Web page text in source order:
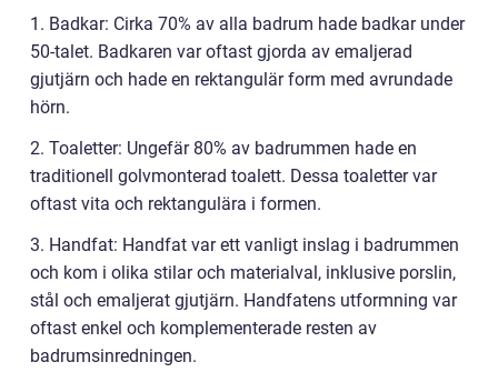
1. Badkar: Cirka 70% av alla badrum hade badkar under
50-talet. Badkaren var oftast gjorda av emaljerad
gjutjärn och hade en rektangulär form med avrundade
hörn.
2. Toaletter: Ungefär 80% av badrummen hade en
traditionell golvmonterad toalett. Dessa toaletter var
oftast vita och rektangulära i formen.
3. Handfat: Handfat var ett vanligt inslag i badrummen
och kom i olika stilar och materialval, inklusive porslin,
stål och emaljerat gjutjärn. Handfatens utformning var
oftast enkel och komplementerade resten av
badrumsinredningen.